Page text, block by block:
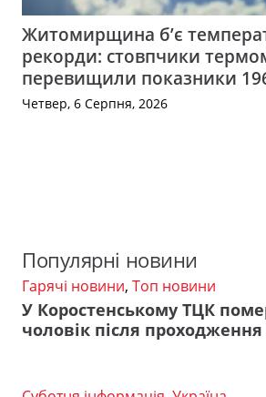
Житомирщина б’є
рекорди: стовпчики
перевищили показники
Четвер, 6 Серпня, 2026
Популярні новини
Гарячі новини, Топ новини
У Коростенському ТЦК
чоловік після